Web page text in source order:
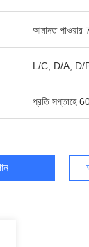
আমানত পাওয়ার
L/C, D/A, D/P,
প্রতি সপ্তাহে